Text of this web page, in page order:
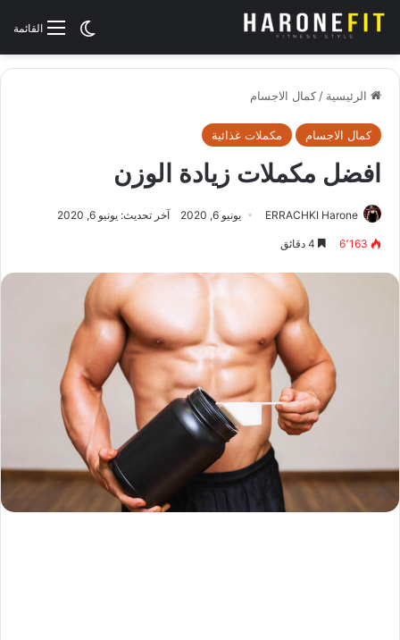
القائمةالوضع
الرئيسية / كمال الاجسام
كمال الاجسام مكملات غذائية
افضل مكملات زيادة الوزن
ERRACHKI Harone يونيو 6, 2020 آخر تحديث: يونيو 6, 2020
6٬163